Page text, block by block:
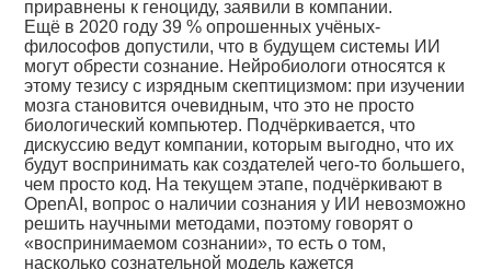
приравнены к геноциду, заявили в компании.
Ещё в 2020 году 39 % опрошенных учёных-
философов допустили, что в будущем системы ИИ
могут обрести сознание. Нейробиологи относятся к
этому тезису с изрядным скептицизмом: при изучении
мозга становится очевидным, что это не просто
биологический компьютер. Подчёркивается, что
дискуссию ведут компании, которым выгодно, что их
будут воспринимать как создателей чего-то большего,
чем просто код. На текущем этапе, подчёркивают в
OpenAI, вопрос о наличии сознания у ИИ невозможно
решить научными методами, поэтому говорят о
«воспринимаемом сознании», то есть о том,
насколько сознательной модель кажется